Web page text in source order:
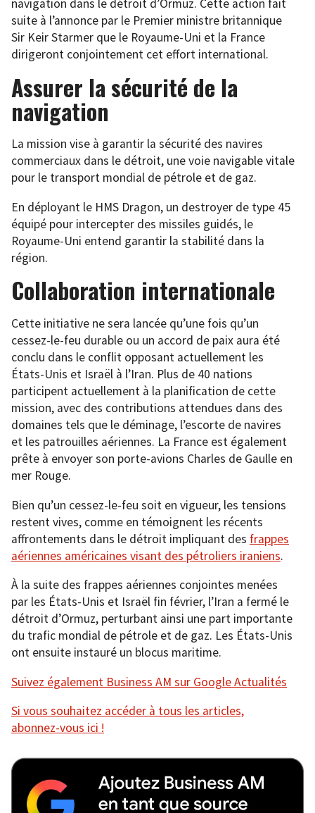
navigation dans le détroit d’Ormuz. Cette action fait
suite à l’annonce par le Premier ministre britannique
Sir Keir Starmer que le Royaume-Uni et la France
dirigeront conjointement cet effort international.
Assurer la sécurité de la
navigation
La mission vise à garantir la sécurité des navires
commerciaux dans le détroit, une voie navigable vitale
pour le transport mondial de pétrole et de gaz.
En déployant le HMS Dragon, un destroyer de type 45
équipé pour intercepter des missiles guidés, le
Royaume-Uni entend garantir la stabilité dans la
région.
Collaboration internationale
Cette initiative ne sera lancée qu’une fois qu’un
cessez-le-feu durable ou un accord de paix aura été
conclu dans le conflit opposant actuellement les
États-Unis et Israël à l’Iran. Plus de 40 nations
participent actuellement à la planification de cette
mission, avec des contributions attendues dans des
domaines tels que le déminage, l’escorte de navires
et les patrouilles aériennes. La France est également
prête à envoyer son porte-avions Charles de Gaulle en
mer Rouge.
Bien qu’un cessez-le-feu soit en vigueur, les tensions
restent vives, comme en témoignent les récents
affrontements dans le détroit impliquant des frappes
aériennes américaines visant des pétroliers iraniens.
À la suite des frappes aériennes conjointes menées
par les États-Unis et Israël fin février, l’Iran a fermé le
détroit d’Ormuz, perturbant ainsi une part importante
du trafic mondial de pétrole et de gaz. Les États-Unis
ont ensuite instauré un blocus maritime.
Suivez également Business AM sur Google Actualités
Si vous souhaitez accéder à tous les articles,
abonnez-vous ici !